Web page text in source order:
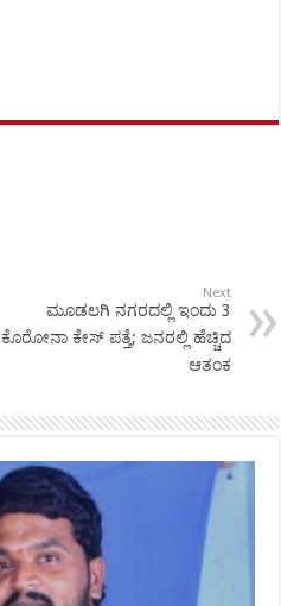
Next
ಮೂಡಲಗಿ ನಗರದಲ್ಲಿ ಇಂದು 3
ಕೊರೋನಾ ಕೇಸ್ ಪತ್ತೆ; ಜನರಲ್ಲಿ ಹೆಚ್ಚಿದ
ಆತಂಕ